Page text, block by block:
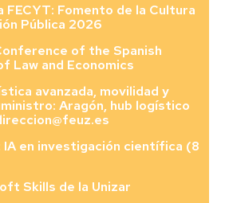
FECYT: Fomento de la Cultura
Pública 2026
of the Spanish
Law and Economics
avanzada, movilidad y
Aragón, hub logístico
IA en investigación científica (8
Skills de la Unizar